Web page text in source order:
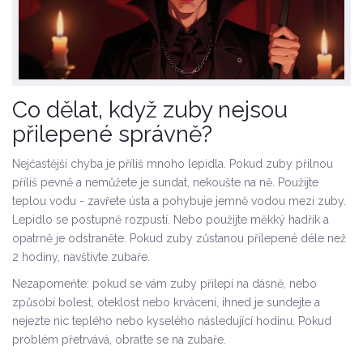
Co dělat, když zuby nejsou
přilepené správně?
Nejčastější chyba je příliš mnoho lepidla. Pokud zuby přilnou
příliš pevně a nemůžete je sundat, nekoušte na ně. Použijte
teplou vodu - zavřete ústa a pohybuje jemně vodou mezi zuby.
Lepidlo se postupně rozpustí. Nebo použijte měkký hadřík a
opatrně je odstraněte. Pokud zuby zůstanou přilepené déle než
2 hodiny, navštivte zubaře.
Nezapomeňte: pokud se vám zuby přilepí na dásně, nebo
způsobí bolest, oteklost nebo krvácení, ihned je sundejte a
nejezte nic teplého nebo kyselého následující hodinu. Pokud
problém přetrvává, obraťte se na zubaře.